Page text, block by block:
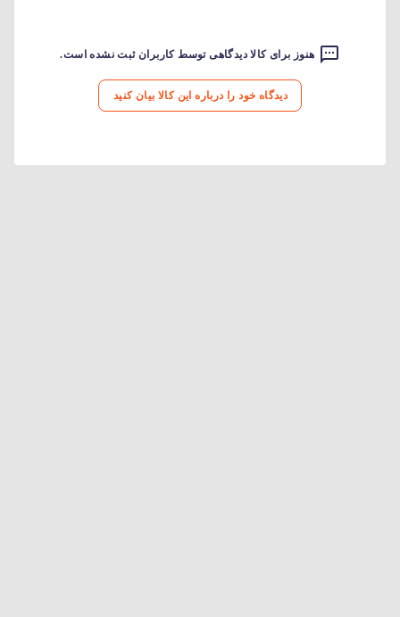
هنوز برای کالا دیدگاهی توسط کاربران ثبت نشده است.
دیدگاه خود را درباره این کالا بیان کنید